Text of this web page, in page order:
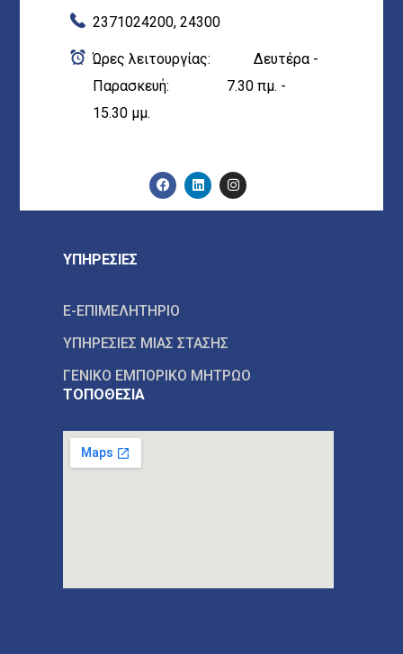
2371024200, 24300
Ώρες λειτουργίας: Δευτέρα -
Παρασκευή: 7.30 πμ. -
15.30 μμ.
ΥΠΗΡΕΣΙΕΣ
E-ΕΠΙΜΕΛΗΤΗΡΙΟ
ΥΠΗΡΕΣΙΕΣ ΜΙΑΣ ΣΤΑΣΗΣ
ΓΕΝΙΚΟ ΕΜΠΟΡΙΚΟ ΜΗΤΡΩΟ
ΤΟΠΟΘΕΣΙΑ